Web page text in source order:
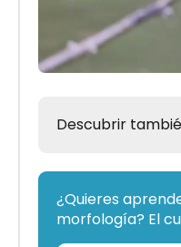
Descubrir
¿Quieres
morfología? El